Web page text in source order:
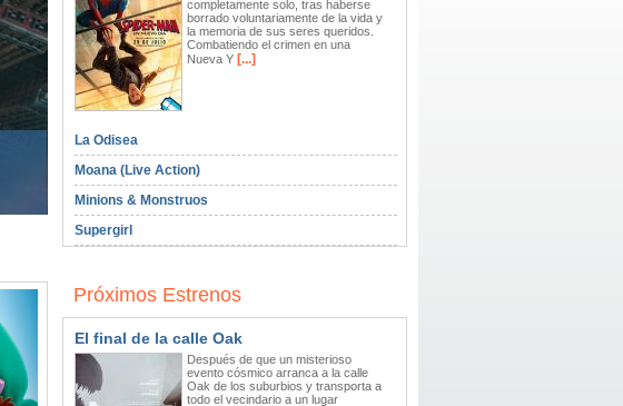
completamente solo, tras haberse
borrado voluntariamente de la vida y
la memoria de sus seres queridos.
Combatiendo el crimen en una
Nueva Y[...]
La Odisea
Moana (Live Action)
Minions & Monstruos
Supergirl
Próximos Estrenos
El final de la calle Oak
Después de que un misterioso
evento cósmico arranca a la calle
Oak de los suburbios y transporta a
todo el vecindario a un lugar